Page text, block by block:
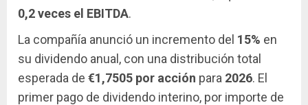
0,2 veces el EBITDA.
La compañía anunció un incremento del 15% en
su dividendo anual, con una distribución total
esperada de €1,7505 por acción para 2026. El
primer pago de dividendo interino, por importe de